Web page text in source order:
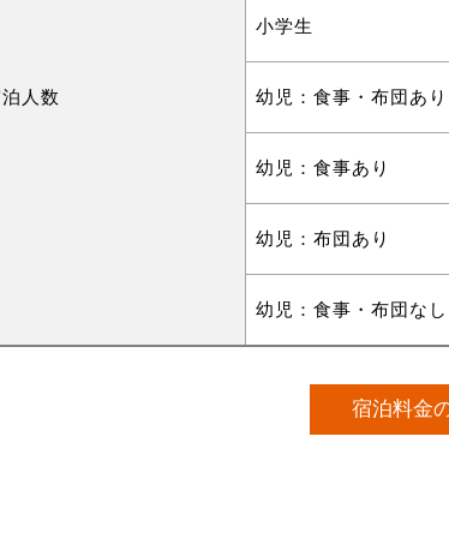
人数
小学生
幼児：食事・布団あり
幼児：食事あり
幼児：布団あり
幼児：食事・布団なし
宿泊料金